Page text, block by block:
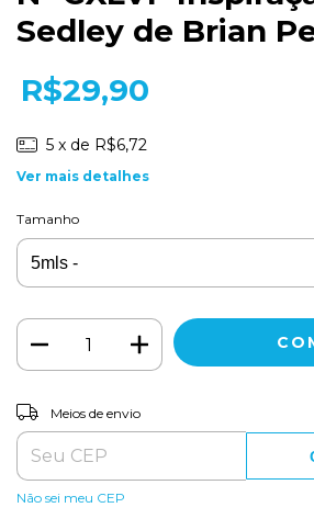
Sedley de Brian
R$29,90
5 x de R$6,72
Ver mais detalhes
Tamanho
Entregas para o CEP:
Meios de envio
Não sei meu CEP